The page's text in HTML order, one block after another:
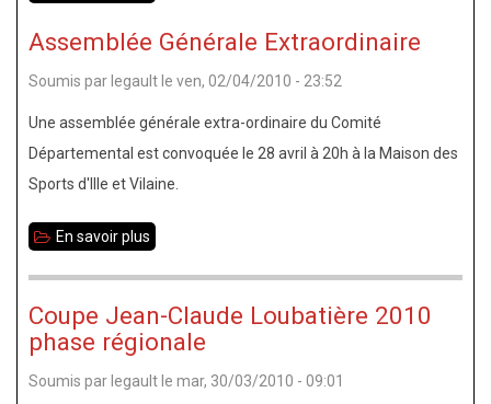
35
toutes
catégories
Assemblée Générale Extraordinaire
Soumis parlegaultle ven, 02/04/2010 - 23:52
Une assemblée générale extra-ordinaire du Comité
Départemental est convoquée le 28 avril à 20h à la Maison des
Sports d'Ille et Vilaine.
En savoir plus
Extraordinaire
Coupe Jean-Claude Loubatière 2010
phase régionale
Soumis par legault le mar, 30/03/2010 - 09:01